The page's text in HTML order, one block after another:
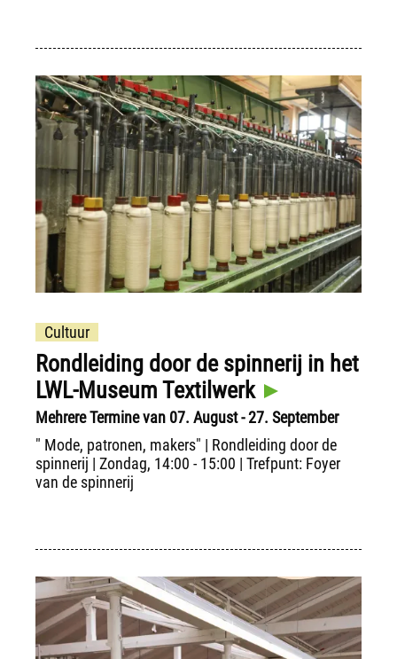
Cultuur
Rondleiding door de spinnerij in het
LWL-Museum Textilwerk
Mehrere Termine van 07. August - 27. September
" Mode, patronen, makers" | Rondleiding door de
spinnerij | Zondag, 14:00 - 15:00 | Trefpunt: Foyer
van de spinnerij